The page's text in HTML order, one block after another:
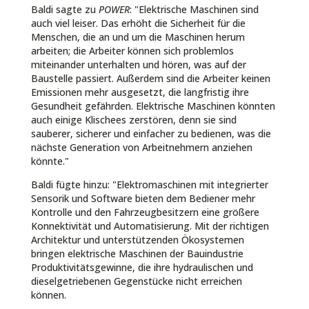
Baldi sagte zu POWER: "Elektrische Maschinen sind
auch viel leiser. Das erhöht die Sicherheit für die
Menschen, die an und um die Maschinen herum
arbeiten; die Arbeiter können sich problemlos
miteinander unterhalten und hören, was auf der
Baustelle passiert. Außerdem sind die Arbeiter keinen
Emissionen mehr ausgesetzt, die langfristig ihre
Gesundheit gefährden. Elektrische Maschinen könnten
auch einige Klischees zerstören, denn sie sind
sauberer, sicherer und einfacher zu bedienen, was die
nächste Generation von Arbeitnehmern anziehen
könnte."
Baldi fügte hinzu: "Elektromaschinen mit integrierter
Sensorik und Software bieten dem Bediener mehr
Kontrolle und den Fahrzeugbesitzern eine größere
Konnektivität und Automatisierung. Mit der richtigen
Architektur und unterstützenden Ökosystemen
bringen elektrische Maschinen der Bauindustrie
Produktivitätsgewinne, die ihre hydraulischen und
dieselgetriebenen Gegenstücke nicht erreichen
können.